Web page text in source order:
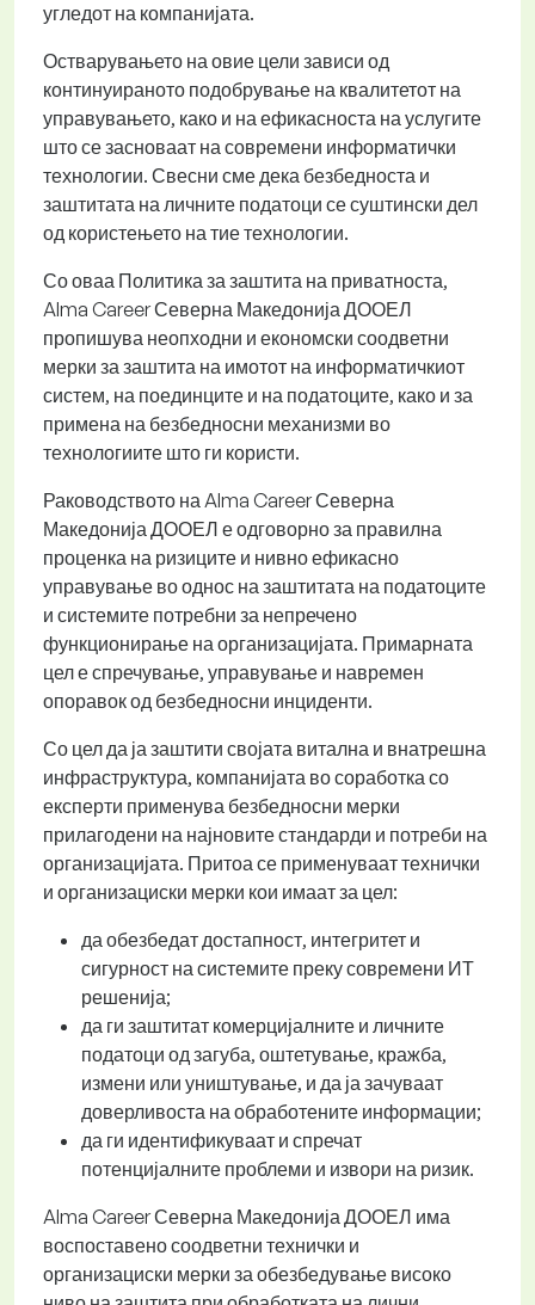
угледот на компанијата.
Остварувањето на овие цели зависи од
континуираното подобрување на квалитетот на
управувањето, како и на ефикасноста на услугите
што се засноваат на современи информатички
технологии. Свесни сме дека безбедноста и
заштитата на личните податоци се суштински дел
од користењето на тие технологии.
Со оваа Политика за заштита на приватноста,
Alma Career Северна Македонија ДООЕЛ
пропишува неопходни и економски соодветни
мерки за заштита на имотот на информатичкиот
систем, на поединците и на податоците, како и за
примена на безбедносни механизми во
технологиите што ги користи.
Раководството на Alma Career Северна
Македонија ДООЕЛ е одговорно за правилна
проценка на ризиците и нивно ефикасно
управување во однос на заштитата на податоците
и системите потребни за непречено
функционирање на организацијата. Примарната
цел е спречување, управување и навремен
опоравок од безбедносни инциденти.
Со цел да ја заштити својата витална и внатрешна
инфраструктура, компанијата во соработка со
експерти применува безбедносни мерки
прилагодени на најновите стандарди и потреби на
организацијата. Притоа се применуваат технички
и организациски мерки кои имаат за цел:
да обезбедат достапност, интегритет и
сигурност на системите преку современи ИТ
решенија;
да ги заштитат комерцијалните и личните
податоци од загуба, оштетување, кражба,
измени или уништување, и да ја зачуваат
доверливоста на обработените информации;
да ги идентификуваат и спречат
потенцијалните проблеми и извори на ризик.
Alma Career Северна Македонија ДООЕЛ има
воспоставено соодветни технички и
организациски мерки за обезбедување високо